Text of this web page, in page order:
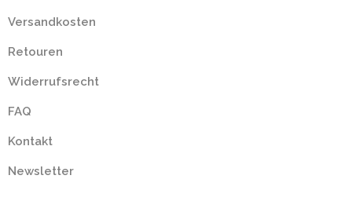
Versandkosten
Retouren
Widerrufsrecht
FAQ
Kontakt
Newsletter